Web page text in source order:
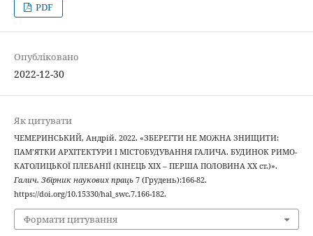
PDF
Опубліковано
2022-12-30
Як цитувати
ЧЕМЕРИНСЬКИЙ, Андрій. 2022. «ЗБЕРЕГТИ НЕ МОЖНА ЗНИЩИТИ:
ПАМ’ЯТКИ АРХІТЕКТУРИ І МІСТОБУДУВАННЯ ГАЛИЧА. БУДИНОК РИМО-
КАТОЛИЦЬКОЇ ПЛЕБАНІЇ (КІНЕЦЬ XIX – ПЕРША ПОЛОВИНА ХХ ст.)».
Галич. Збірник наукових праць7 (Грудень):166-82.
https://doi.org/10.15330/hal_swc.7.166-182.
Формати цитування